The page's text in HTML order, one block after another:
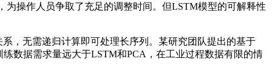
操作人员争取了充足的调整时间。但LSTM模型的可解释性
，无需递归计算即可处理长序列。某研究团队提出的基于
练数据需求量远大于LSTM和PCA，在工业过程数据有限的情